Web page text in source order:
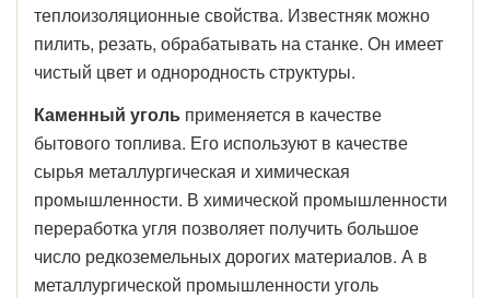
теплоизоляционные свойства. Известняк можно
пилить, резать, обрабатывать на станке. Он имеет
чистый цвет и однородность структуры.
Каменный уголь применяется в качестве
бытового топлива. Его используют в качестве
сырья металлургическая и химическая
промышленности. В химической промышленности
переработка угля позволяет получить большое
число редкоземельных дорогих материалов. А в
металлургической промышленности уголь